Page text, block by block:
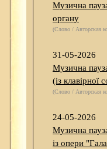
Музична
органу
(Слово / Авторская
31-05-2026
Музична
(із клавірної
(Слово / Авторская
24-05-2026
Музична
із опери